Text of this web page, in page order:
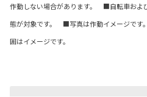
作動しない場合があります。 ■自転車およ
態が対象です。 ■写真は作動イメージで
囲はイメージです。